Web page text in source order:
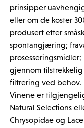
prinsipper
eller om de koster
produsert etter
spontangjæring;
gjennom
filtrering ved behov.
Vinene er
Natural Selections
Chrysopidae og